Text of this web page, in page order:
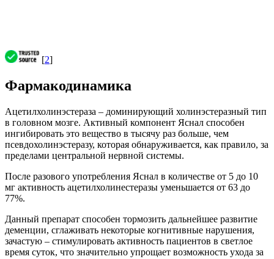
[2]
Фармакодинамика
Ацетилхолинэстераза – доминирующий холинэстеразный тип
в головном мозге. Активный компонент Яснал способен
ингибировать это вещество в тысячу раз больше, чем
псевдохолинэстеразу, которая обнаруживается, как правило, за
пределами центральной нервной системы.
После разового употребления Яснал в количестве от 5 до 10
мг активность ацетилхолинестеразы уменьшается от 63 до
77%.
Данный препарат способен тормозить дальнейшее развитие
деменции, сглаживать некоторые когнитивные нарушения,
зачастую – стимулировать активность пациентов в светлое
время суток, что значительно упрощает возможность ухода за